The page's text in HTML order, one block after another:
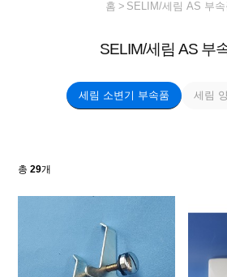
홈 SELIM/세림 AS 부속
SELIM/세림 AS 부
세림 소변기 부속품 세림
총29개